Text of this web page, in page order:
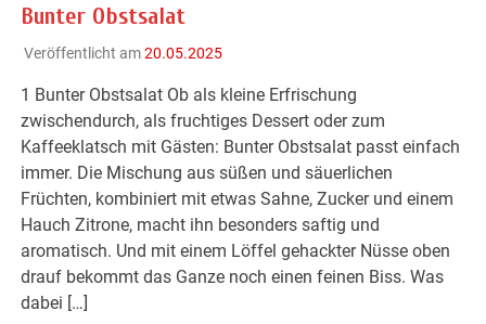
Bunter Obstsalat
Veröffentlicht am20.05.2025
1 Bunter Obstsalat Ob als kleine Erfrischung
zwischendurch, als fruchtiges Dessert oder zum
Kaffeeklatsch mit Gästen: Bunter Obstsalat passt einfach
immer. Die Mischung aus süßen und säuerlichen
Früchten, kombiniert mit etwas Sahne, Zucker und einem
Hauch Zitrone, macht ihn besonders saftig und
aromatisch. Und mit einem Löffel gehackter Nüsse oben
drauf bekommt das Ganze noch einen feinen Biss. Was
dabei […]